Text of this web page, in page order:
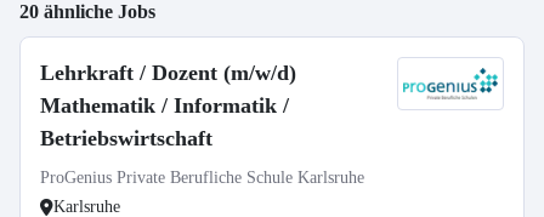
20 ähnliche Jobs
Lehrkraft / Dozent (m/w/d)
Mathematik / Informatik /
Betriebswirtschaft
ProGenius Private Berufliche Schule Karlsruhe
Karlsruhe